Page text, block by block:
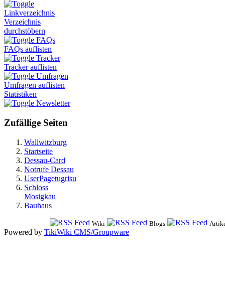
Linkverzeichnis
Verzeichnis
durchstöbern
FAQs
FAQs auflisten
Tracker
Tracker auflisten
Umfragen
Umfragen auflisten
Statistiken
Newsletter
Zufällige Seiten
Wallwitzburg
Startseite
Dessau-Card
Notrufe Dessau
UserPagetugrisu
Schloss
Mosigkau
Bauhaus
Wiki Blogs
Powered by TikiWiki CMS/Groupware